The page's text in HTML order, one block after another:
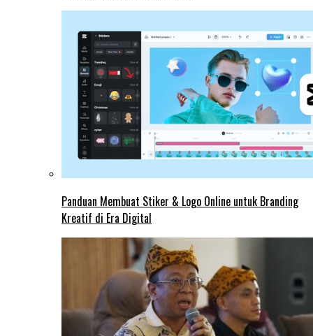
Panduan Membuat Stiker & Logo Online untuk Branding
Kreatif di Era Digital